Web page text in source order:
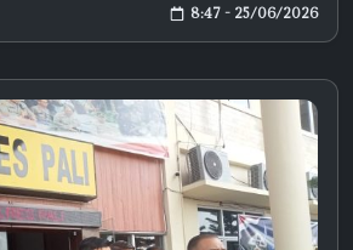
8:47 - 25/06/2026